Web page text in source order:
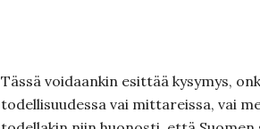
Tässä voidaankin esittää kysymys,
todellisuudessa vai mittareissa, vai